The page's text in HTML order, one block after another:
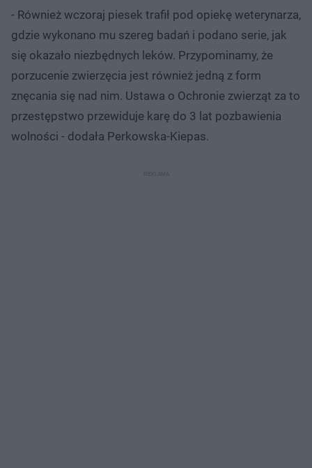
- Również wczoraj piesek trafił pod opiekę weterynarza,
gdzie wykonano mu szereg badań i podano serie, jak
się okazało niezbędnych leków. Przypominamy, że
porzucenie zwierzęcia jest również jedną z form
znęcania się nad nim. Ustawa o Ochronie zwierząt za to
przestępstwo przewiduje karę do 3 lat pozbawienia
wolności - dodała Perkowska-Kiepas.